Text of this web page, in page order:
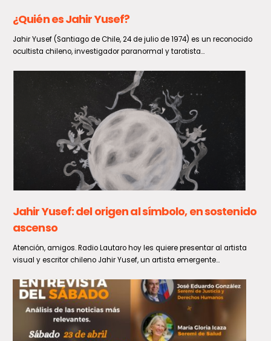
Detienen a Nelson Tapia tras volcar su
vehículo en estado de ebriedad en la Ruta 5
Sur
El histórico exguardameta de la Roja, Nelson Tapia, fue arrestado por
Carabineros durante la madrugada de este viernes tras...
Finaliza exitoso proyecto de compostaje
domiciliario en Curicó
En el Auditorio de la Corporación Cultural de Curicó, el Seremi del
Medio Ambiente de la Región del Maule,...